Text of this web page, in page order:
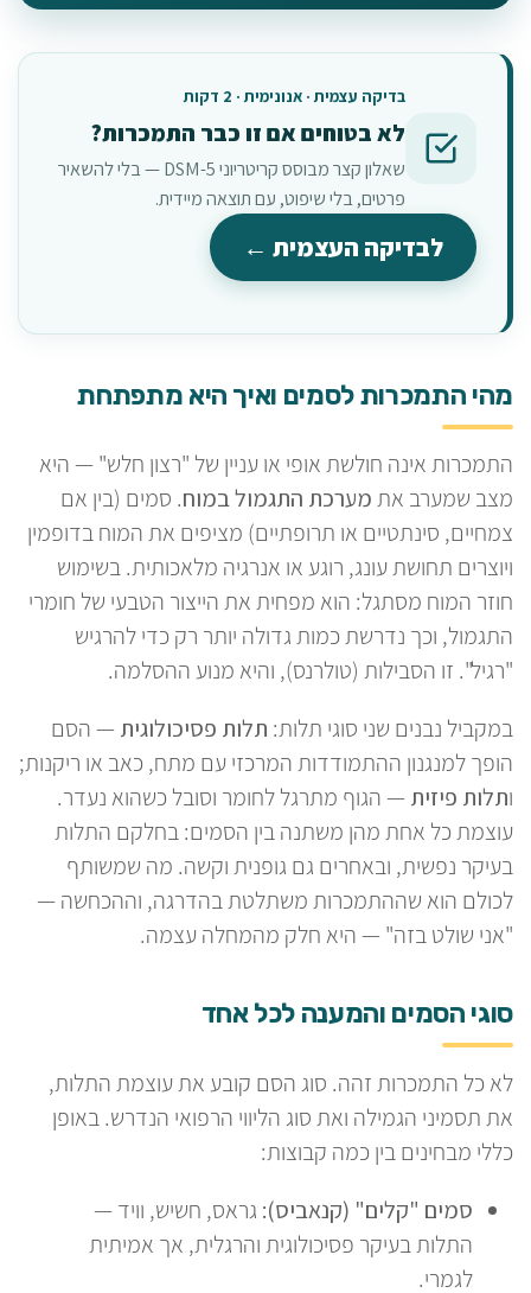
בדיקה עצמית · אנונימית · 2 דקות
לא בטוחים אם זו כבר התמכרות?
שאלון קצר מבוסס קריטריוני DSM-5 — בלי להשאיר
פרטים, בלי שיפוט, עם תוצאה מיידית.
לבדיקה העצמית ←
מהי התמכרות לסמים ואיך היא מתפתחת
התמכרות אינה חולשת אופי או עניין של "רצון חלש" — היא
מצב שמערב אתמערכת התגמול במוח. סמים (בין אם
צמחיים, סינתטיים או תרופתיים) מציפים את המוח בדופמין
ויוצרים תחושת עונג, רוגע או אנרגיה מלאכותית. בשימוש
חוזר המוח מסתגל: הוא מפחית את הייצור הטבעי של חומרי
התגמול, וכך נדרשת כמות גדולה יותר רק כדי להרגיש
"רגיל". זו הסבילות (טולרנס), והיא מנוע ההסלמה.
במקביל נבנים שני סוגי תלות: תלות פסיכולוגית— הסם
הופך למנגנון ההתמודדות המרכזי עם מתח, כאב או ריקנות;
ותלות פיזית— הגוף מתרגל לחומר וסובל כשהוא נעדר.
עוצמת כל אחת מהן משתנה בין הסמים: בחלקם התלות
בעיקר נפשית, ובאחרים גם גופנית וקשה. מה שמשותף
לכולם הוא שההתמכרות משתלטת בהדרגה, וההכחשה —
"אני שולט בזה" — היא חלק מהמחלה עצמה.
סוגי הסמים והמענה לכל אחד
לא כל התמכרות זהה. סוג הסם קובע את עוצמת התלות,
את תסמיני הגמילה ואת סוג הליווי הרפואי הנדרש. באופן
כללי מבחינים בין כמה קבוצות:
סמים "קלים" (קנאביס): גראס, חשיש, וויד —
התלות בעיקר פסיכולוגית והרגלית, אך אמיתית
לגמרי.